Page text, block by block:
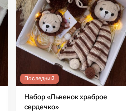
Последний
Набор «Львенок храброе
сердечко»